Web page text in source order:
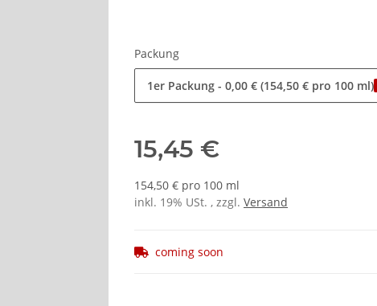
Packung
1er Packung - 0,00 € (154,50 € pro 100 ml)
15,45 €
154,50 € pro 100 ml
inkl. 19% USt. , zzgl. Versand
coming soon